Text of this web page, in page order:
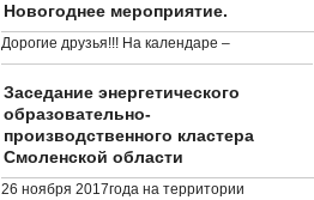
Новогоднее мероприятие.
Дорогие друзья!!! На календаре –
Заседание энергетического
образовательно-
производственного кластера
Смоленской области
26 ноября 2017года на территории